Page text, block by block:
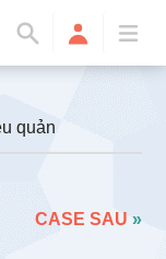
quản
CASE SAU »